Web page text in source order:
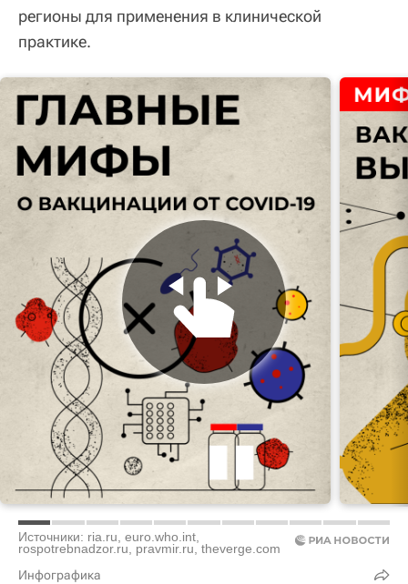
регионы для применения в клинической
практике.
Источники: ria.ru, euro.who.int,
rospotrebnadzor.ru, pravmir.ru, theverge.com
Инфографика